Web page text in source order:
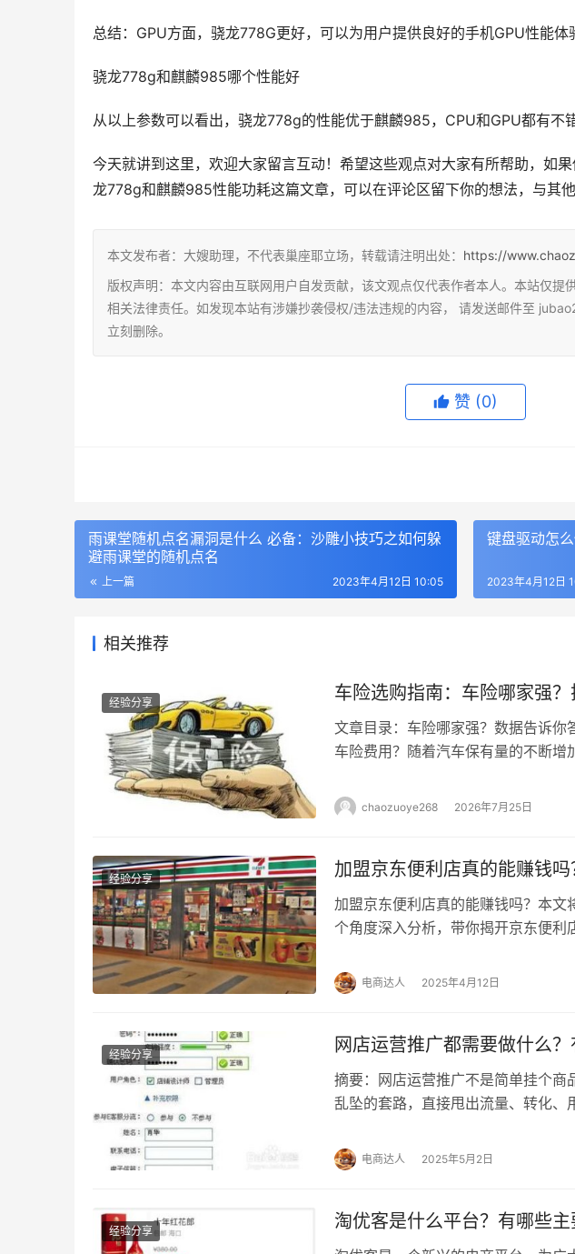
总结：GPU方面，骁龙778G更好，可以为用户提供良好的手机GPU性能体
骁龙778g和麒麟985哪个性能好
从以上参数可以看出，骁龙778g的性能优于麒麟985，CPU和GPU都有不
今天就讲到这里，欢迎大家留言互动！希望这些观点对大家有所帮助，如
龙778g和麒麟985性能功耗这篇文章，可以在评论区留下你的想法，与其他
本文发布者：大嫂助理，不代表巢座耶立场，转载请注明出处： https://
版权声明：本文内容由互联网用户自发贡献，该文观点仅代表作者本人。本站仅提
相关法律责任。如发现本站有涉嫌抄袭侵权/违法违规的内容， 请发送邮件至
立刻删除。
赞 (0)
雨课堂随机点名漏洞是什么 必备：沙雕小技巧之如何躲
避雨课堂的随机点名
上一篇 2023年4月12日 10:05
键盘驱动怎
2023年4月12日
相关推荐
经验分享 车险选购指南：车险哪家强
文章目录：车险哪家强？数据告诉
车险费用？随着汽车保有量的不断增
车主们关注的焦点，我们就来为大家
chaozuoye268 2026年7月25日
经验分享 加盟京东便利店真的能赚钱
加盟京东便利店真的能赚钱吗？本文
个角度深入分析，带你揭开京东便利
值得一看！ 京东便利店加盟：是风
得一塌糊涂，各种宣传广告铺天盖地
电商达人 2025年4月12日
经验分享 网店运营推广都需要做什么？
摘要：网店运营推广不是简单挂个
乱坠的套路，直接甩出流量、转化、
还没订单找你老板加工资！ 一、网
着没流量，点开你店铺首页：主图糊
电商达人 2025年5月2日
经验分享 淘优客是什么平台？有哪些主